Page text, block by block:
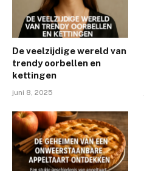
De veelzijdige wereld van
trendy oorbellen en
kettingen
juni 8, 2025